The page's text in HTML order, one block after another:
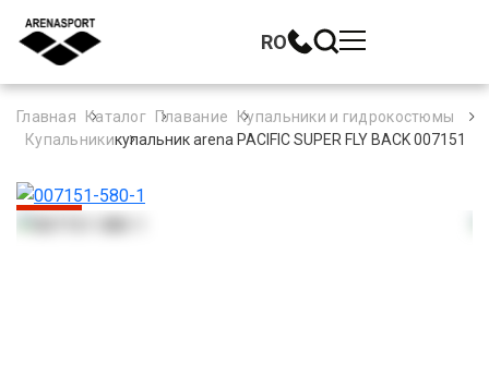
RO
Главная Каталог Плавание
Купальники и гидрокостюмы
Купальникикупальник arena PACIFIC SUPER FLY BACK 007151
-30%